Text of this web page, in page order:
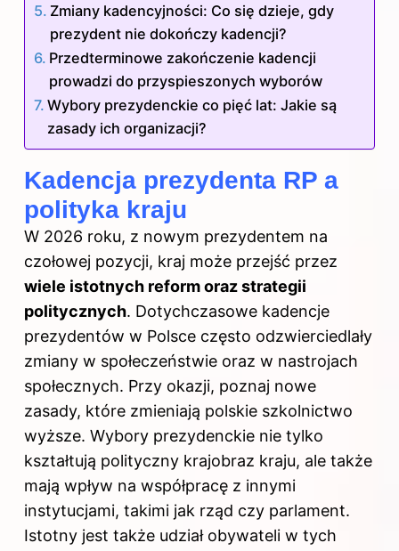
Zmiany kadencyjności: Co się dzieje, gdy
prezydent nie dokończy kadencji?
Przedterminowe zakończenie kadencji
prowadzi do przyspieszonych wyborów
Wybory prezydenckie co pięć lat: Jakie są
zasady ich organizacji?
Kadencja prezydenta RP a
polityka kraju
W 2026 roku, z nowym prezydentem na
czołowej pozycji, kraj może przejść przez
wiele istotnych reform oraz strategii
politycznych. Dotychczasowe kadencje
prezydentów w Polsce często odzwierciedlały
zmiany w społeczeństwie oraz w nastrojach
społecznych. Przy okazji, poznaj nowe
zasady, które zmieniają polskie szkolnictwo
wyższe. Wybory prezydenckie nie tylko
kształtują polityczny krajobraz kraju, ale także
mają wpływ na współpracę z innymi
instytucjami, takimi jak rząd czy parlament.
Istotny jest także udział obywateli w tych